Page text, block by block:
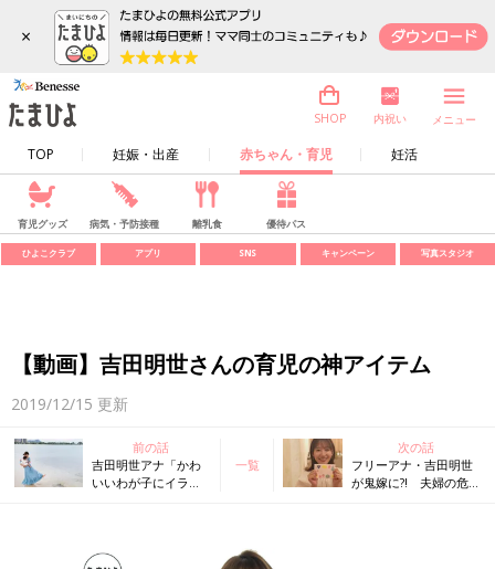
×
TOP 妊娠・出産 赤ちゃん・育児 妊活
SHOP 内祝い メニュー
育児グッズ 病気・予防接種 離乳食 優待パス
ひよこクラブ アプリ SNS キャンペーン 写真スタジオ
【動画】吉田明世さんの育児の神アイテム
2019/12/15 更新
前の話
吉田明世アナ「かわ
いいわが子にイライ
一覧
次の話
フリーアナ・吉田明世
が鬼嫁に?! 夫婦の危